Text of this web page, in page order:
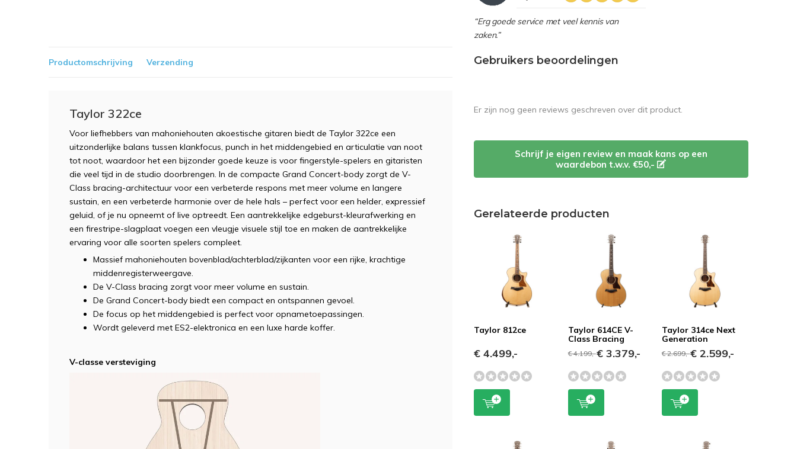
“Erg goede service met veel kennis van
zaken.”
Productomschrijving Verzending
Taylor 322ce
Voor liefhebbers van mahoniehouten akoestische gitaren biedt de Taylor 322ce een
uitzonderlijke balans tussen klankfocus, punch in het middengebied en articulatie van noot
tot noot, waardoor het een bijzonder goede keuze is voor fingerstyle-spelers en gitaristen
die veel tijd in de studio doorbrengen. In de compacte Grand Concert-body zorgt de V-
Class bracing-architectuur voor een verbeterde respons met meer volume en langere
sustain, en een verbeterde harmonie over de hele hals – perfect voor een helder, expressief
geluid, of je nu opneemt of live optreedt. Een aantrekkelijke edgeburst-kleurafwerking en
een firestripe-slagplaat voegen een vleugje visuele stijl toe en maken de aantrekkelijke
ervaring voor alle soorten spelers compleet.
Massief mahoniehouten bovenblad/achterblad/zijkanten voor een rijke, krachtige
middenregisterweergave.
De V-Class bracing zorgt voor meer volume en sustain.
De Grand Concert-body biedt een compact en ontspannen gevoel.
De focus op het middengebied is perfect voor opnametoepassingen.
Wordt geleverd met ES2-elektronica en een luxe harde koffer.
V-classe versteviging
Gebruikers beoordelingen
Er zijn nog geen reviews geschreven over dit product.
Schrijf je eigen review en maak kans op een
waardebon t.w.v. €50,-
Gerelateerde producten
Taylor 812ce
€ 4.499,-
Taylor 614CE V-
Class Bracing
€ 4.199,-€ 3.379,-
Taylor 314ce Next
Generation
€ 2.699,-€ 2.599,-